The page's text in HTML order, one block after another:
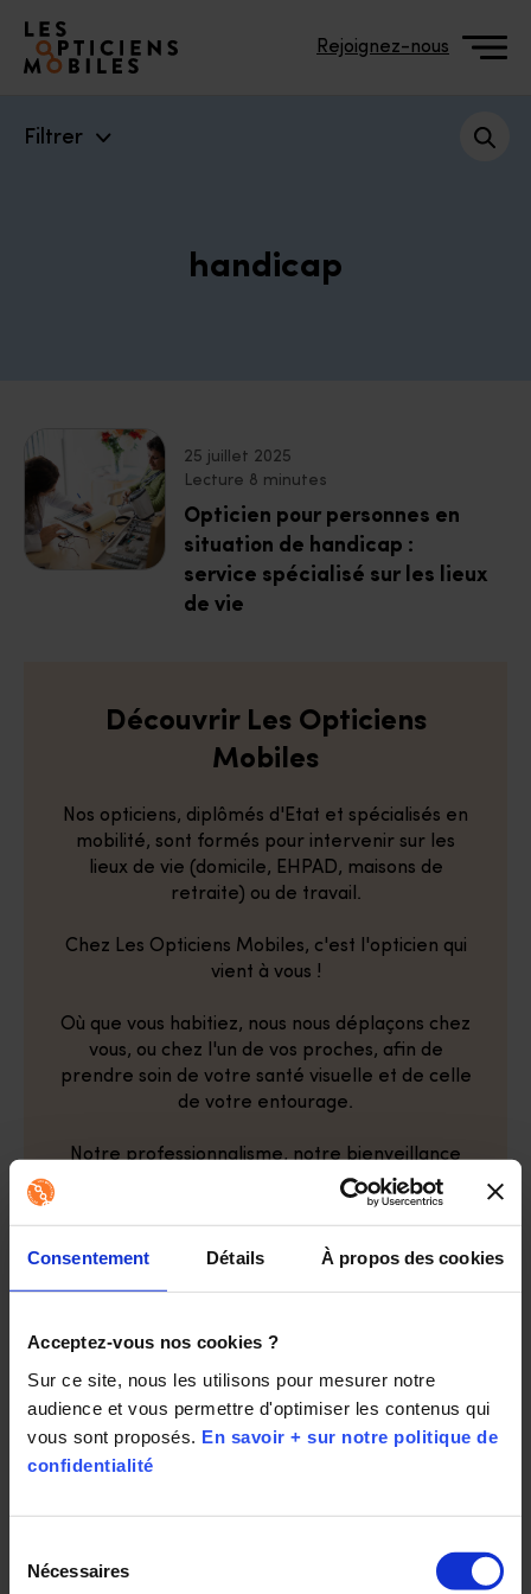
Consentement Détails À propos des cookies
Acceptez-vous nos cookies ?
Sur ce site, nous les utilisons pour mesurer notre
audience et vous permettre d'optimiser les contenus qui
vous sont proposés. En savoir + sur notre politique de
confidentialité
Nécessaires
Accéder à notre page d'accueil
Rejoignez-nous
Filtrer
handicap
25 juillet 2025
Lecture 8 minutes
Opticien pour personnes en
situation de handicap :
service spécialisé sur les lieux
de vie
Découvrir Les Opticiens
Mobiles
Nos opticiens, diplômés d'Etat et spécialisés en
mobilité, sont formés pour intervenir sur les
lieux de vie (domicile, EHPAD, maisons de
retraite) ou de travail.
Chez Les Opticiens Mobiles, c'est l'opticien qui
vient à vous !
Où que vous habitiez, nous nous déplaçons chez
vous, ou chez l'un de vos proches, afin de
prendre soin de votre santé visuelle et de celle
de votre entourage.
Notre professionnalisme, notre bienveillance
et notre empathie nous a permis d'obtenir la
certification NF "Service aux personnes à
Opticien à domicile, comment